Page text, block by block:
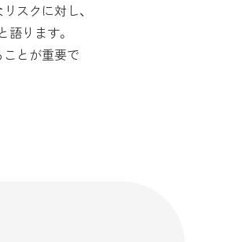
スクに対し、
ります。
とが重要で